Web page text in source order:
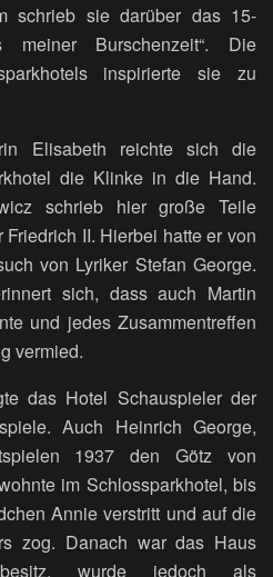
schrieb sie darüber das 15-
meiner Burschenzeit“. Die
inspirierte sie zu
Elisabeth reichte sich die
die Klinke in die Hand.
schrieb hier große Teile
II. Hierbei hatte er von
von Lyriker Stefan George.
sich, dass auch Martin
und jedes Zusammentreffen
vermied.
das Hotel Schauspieler der
Auch Heinrich George,
1937 den Götz von
im Schlossparkhotel, bis
Annie verstritt und auf die
zog. Danach war das Haus
wurde jedoch als